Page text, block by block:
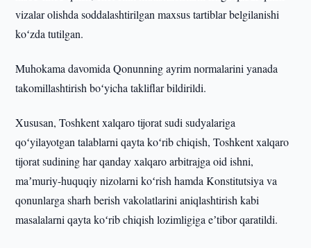
vizalar olishda soddalashtirilgan maxsus tartiblar belgilanishi
koʻzda tutilgan.
Muhokama davomida Qonunning ayrim normalarini yanada
takomillashtirish boʻyicha takliflar bildirildi.
Xususan, Toshkent xalqaro tijorat sudi sudyalariga
qoʻyilayotgan talablarni qayta koʻrib chiqish, Toshkent xalqaro
tijorat sudining har qanday xalqaro arbitrajga oid ishni,
maʼmuriy-huquqiy nizolarni koʻrish hamda Konstitutsiya va
qonunlarga sharh berish vakolatlarini aniqlashtirish kabi
masalalarni qayta koʻrib chiqish lozimligiga eʼtibor qaratildi.